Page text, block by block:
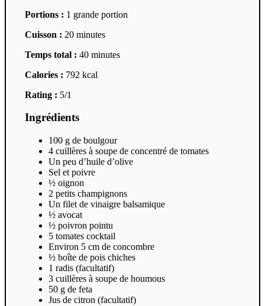
Portions : 1 grande portion
Cuisson : 20 minutes
Temps total : 40 minutes
Calories : 792 kcal
Rating : 5/1
Ingrédients
100 g de boulgour
4 cuillères à soupe de concentré de tomates
Un peu d’huile d’olive
Sel et poivre
½ oignon
2 petits champignons
Un filet de vinaigre balsamique
½ avocat
½ poivron pointu
5 tomates cocktail
Environ 5 cm de concombre
½ boîte de pois chiches
1 radis (facultatif)
3 cuillères à soupe de houmous
50 g de feta
Jus de citron (facultatif)